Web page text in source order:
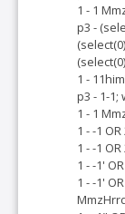
1 - 1
p3 -
1 -
p3 - 1-1;
1 - 1
1 - -1
1 - -1
1 - -1'
1 - -1'